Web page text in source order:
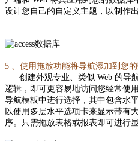
设计您自己的自定义主题，以制作
5 、使用拖放功能将导航添加到您的
创建外观专业、类似 Web 的导
逻辑，即可更容易地访问您经常使
导航模板中进行选择，其中包含水
以使用多层水平选项卡来显示带有
序。只需拖放表格或报表即可进行显